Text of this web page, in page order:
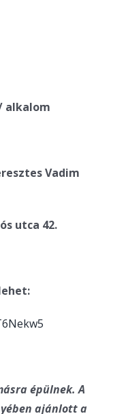
alkalom
Vadim
utca 42.
épülnek. A
ajánlott a